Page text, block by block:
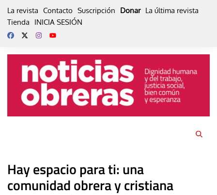
La revista Contacto Suscripción Donar La última revista
Tienda
INICIA SESIÓN
Hay espacio para ti: una
comunidad obrera y cristiana